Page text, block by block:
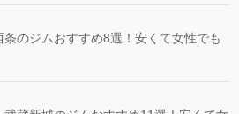
条のジムおすすめ8選！安くて女性でも